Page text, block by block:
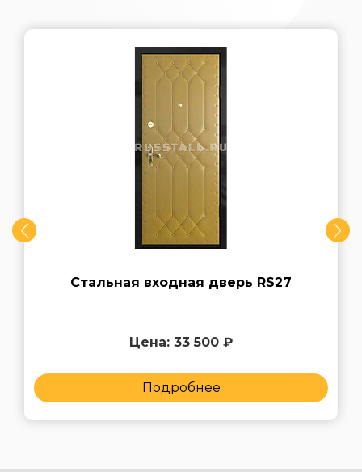
Стальная входная дверь RS27
Цена: 33 500 ₽
Подробнее